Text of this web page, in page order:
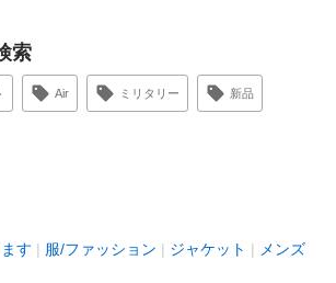
索
Air ミリタリー 新品
す 服/ファッション ジャケット メンズ